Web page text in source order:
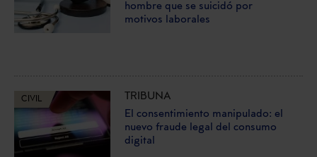
hombre que se suicidó por
motivos laborales
CIVIL
TRIBUNA
El consentimiento manipulado: el
nuevo fraude legal del consumo
digital